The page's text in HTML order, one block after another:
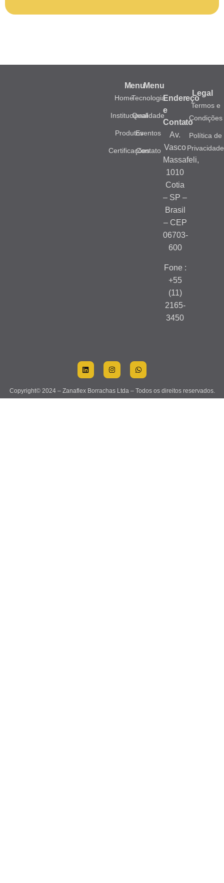
Menu
Home
Institucional
Produtos
Certificações
Menu
Tecnologia
Qualidade
Eventos
Contato
Endereço
e
Contato
Av.
Vasco
Massafeli,
1010
Cotia
– SP –
Brasil
– CEP
06703-
600
Fone :
+55
(11)
2165-
3450
Legal
Termos e
Condições
Política de
Privacidade
Copyright© 2024 – Zanaflex Borrachas Ltda – Todos os direitos reservados.